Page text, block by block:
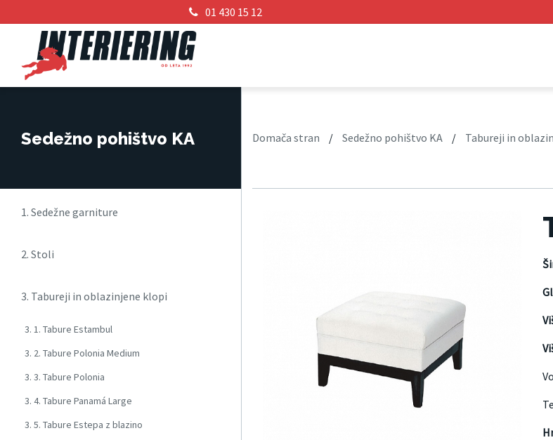
01 430 15 12
Sedežno pohištvo KA
1. Sedežne garniture
2. Stoli
3. Tabureji in oblazinjene klopi
3. 1. Tabure Estambul
3. 2. Tabure Polonia Medium
3. 3. Tabure Polonia
3. 4. Tabure Panamá Large
3. 5. Tabure Estepa z blazino
Domača stran / Sedežno pohištvo KA / Tabureji in